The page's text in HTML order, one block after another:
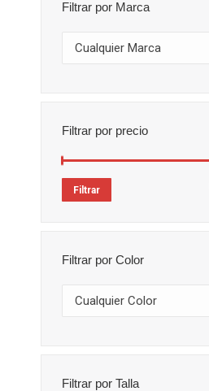
Filtrar por Marca
Cualquier Marca
Filtrar por precio
Filtrar
Filtrar por Color
Cualquier Color
Filtrar por Talla